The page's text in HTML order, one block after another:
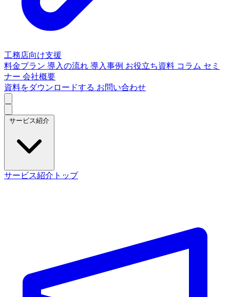
工務店向け支援
料金プラン 導入の流れ 導入事例 お役立ち資料 コラム セミ
ナー 会社概要
資料をダウンロードする お問い合わせ
サービス紹介トップ